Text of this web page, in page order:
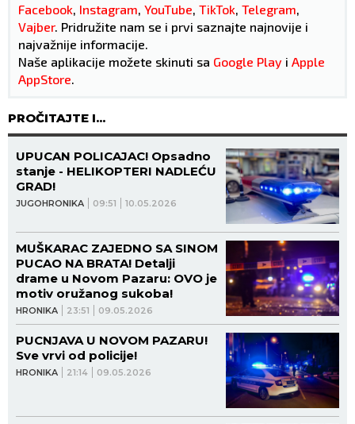
Facebook Instagram YouTube TikTok Telegram
Vajber. Pridružite nam se i prvi saznajte najnovije i
najvažnije informacije.
Naše aplikacije možete skinuti sa Google Play i Apple
AppStore
PROČITAJTE I...
JUGOHRONIKA 09:51 10.05.2026
UPUCAN POLICAJAC! Opsadno
stanje - HELIKOPTERI NADLEĆU
GRAD!
HRONIKA 23:51 09.05.2026
MUŠKARAC ZAJEDNO SA SINOM
PUCAO NA BRATA! Detalji
drame u Novom Pazaru: OVO je
motiv oružanog sukoba!
HRONIKA 21:14 09.05.2026
PUCNJAVA U NOVOM PAZARU!
Sve vrvi od policije!